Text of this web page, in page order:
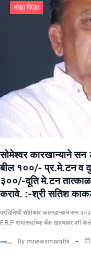
माझा जिल्हा
सोमेश्वर कारखान्याने
बील १००/- प्र.मे.टन व
३००/-दूति मे.टन
करावे. :-श्री सतिश
प्रतिनिधी सोमेश्वर कारखान्याने सन
F.R.P सभासदांच्या बँक खात्यावर वर्ग
By mnewsmarathi